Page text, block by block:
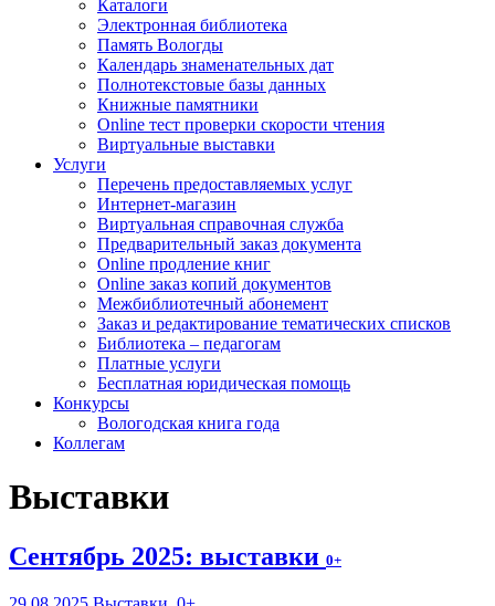
Каталоги
Электронная библиотека
Память Вологды
Календарь знаменательных дат
Полнотекстовые базы данных
Книжные памятники
Online тест проверки скорости чтения
Виртуальные выставки
Услуги
Перечень предоставляемых услуг
Интернет-магазин
Виртуальная справочная служба
Предварительный заказ документа
Online продление книг
Online заказ копий документов
Межбиблиотечный абонемент
Заказ и редактирование тематических списков
Библиотека – педагогам
Платные услуги
Бесплатная юридическая помощь
Конкурсы
Вологодская книга года
Коллегам
Выставки
Сентябрь 2025: выставки 0+